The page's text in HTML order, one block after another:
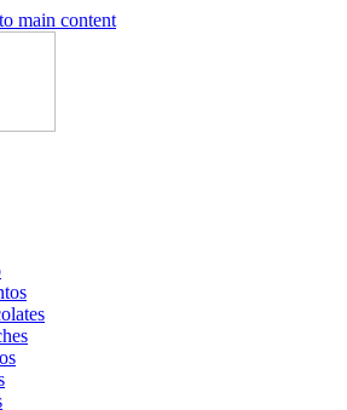
main content